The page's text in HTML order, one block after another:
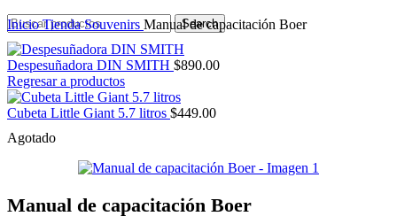
Search
InicioTiendaSouvenirs Manual de capacitación Boer
Despesuñadora DIN SMITH $890.00
Regresar a productos
Cubeta Little Giant 5.7 litros $449.00
Agotado
Manual de capacitación Boer